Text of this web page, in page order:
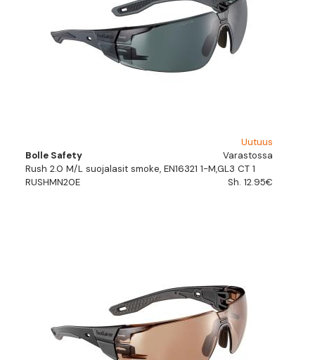
Uutuus
Bolle Safety
Varastossa
Rush 2.0 M/L suojalasit smoke, EN16321 1-M,GL3 CT 1
RUSHMN20E
Sh. 12.95€